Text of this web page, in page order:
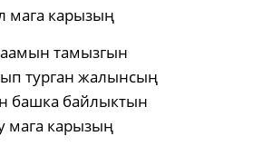
мага карызың
тамызгын
турган жалынсың
башка байлыктын
мага карызың